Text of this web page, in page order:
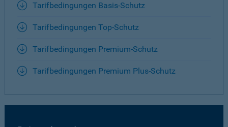
Tarifbedingungen Basis-Schutz
Tarifbedingungen Top-Schutz
Tarifbedingungen Premium-Schutz
Tarifbedingungen Premium Plus-Schutz